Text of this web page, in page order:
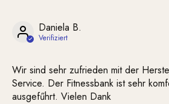
Daniela B.
Wir sind sehr zufrieden mit der
Service. Der Fitnessbank ist sehr
ausgefűhrt. Vielen Dank